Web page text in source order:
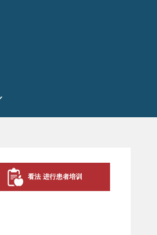
看法 进行患者培训